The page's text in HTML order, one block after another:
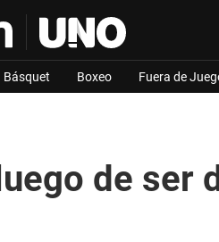
Básquet Boxeo Fuera de
de ser